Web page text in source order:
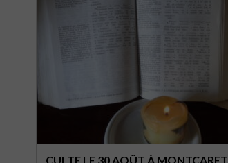
CULTE LE 30 AOÛT À MONTCARET